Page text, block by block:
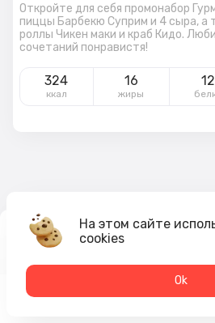
Откройте для себя промонабор
пиццы Барбекю Суприм и 4 сыра, а
роллы Чикен маки и краб Кидо.
сочетаний понравистя!
324
ккал
16
жиры
12
2 009₽
2 349 ₽
На этом сайте
cookies
Оk